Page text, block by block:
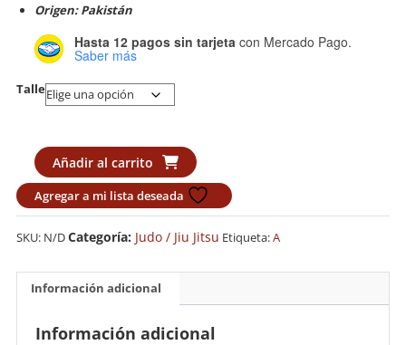
Origen: Pakistán
Hasta 12 pagos sin tarjeta con Mercado Pago.
Saber más
Talle
Judogi
Adidas
Azul
J690
QUEST
Añadir al carrito
Agregar a mi lista deseada
SKU: N/DCategoría: Judo / Jiu Jitsu Etiqueta:A
Información adicional
Información adicional